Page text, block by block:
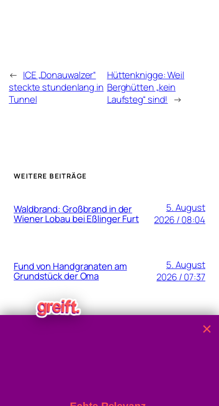
← ICE „Donauwalzer“
steckte stundenlang in
Tunnel
Hüttenknigge: Weil
Berghütten „kein
Laufsteg“ sind! →
WEITERE BEITRÄGE
Waldbrand: Großbrand in der
Wiener Lobau bei Eßlinger Furt
5. August
2026 / 08:04
Fund von Handgranaten am
Grundstück der Oma
5. August
2026 / 07:37
/ 15:22×